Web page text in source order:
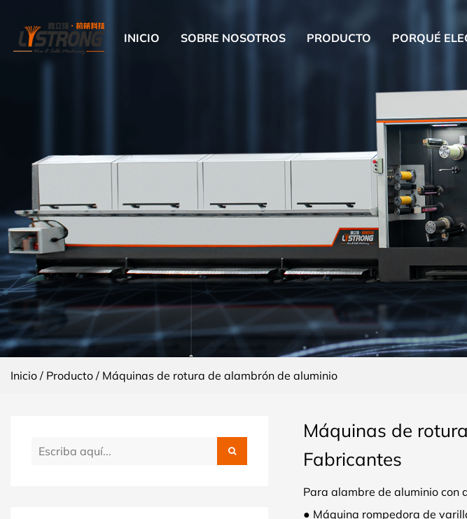
INICIO SOBRE NOSOTROS PRODUCTO PORQUÉ
Inicio / Producto / Máquinas de rotura de alambrón de aluminio
Máquinas de
Fabricantes
Para alambre de aluminio con
● Máquina rompedora de